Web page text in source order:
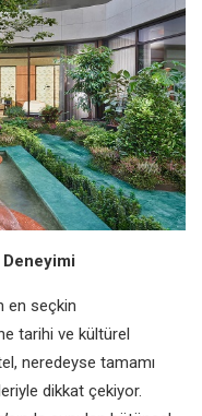
Deneyimi
en seçkin
tarihi ve kültürel
neredeyse tamamı
dikkat çekiyor.